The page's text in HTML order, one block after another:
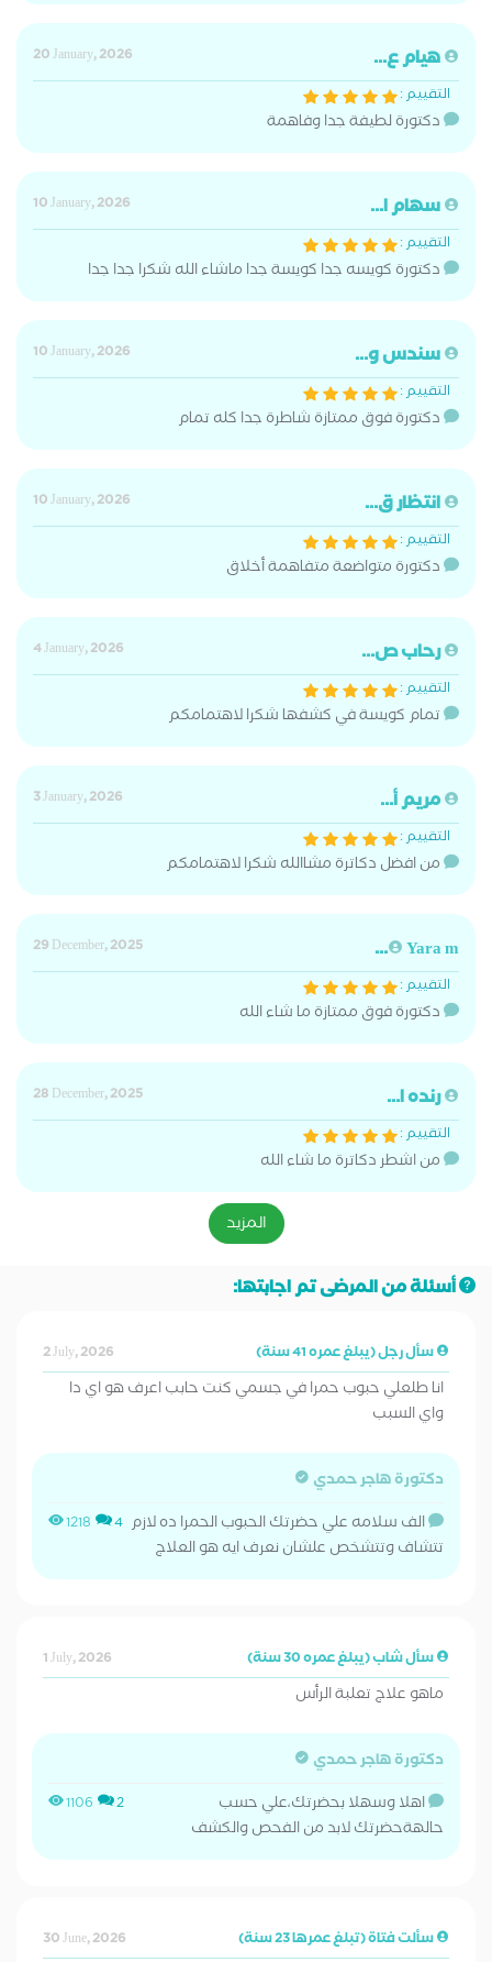
هيام ع...
20 January, 2026
التقييم :
دكتورة لطيفة جدا وفاهمة
سهام ا...
10 January, 2026
التقييم :
دكتورة كويسه جدا كويسة جدا ماشاء الله شكرا جدا جدا
سندس و...
10 January, 2026
التقييم :
دكتورة فوق ممتازة شاطرة جدا كله تمام
انتظار ق...
10 January, 2026
التقييم :
دكتورة متواضعة متفاهمة أخلاق
رحاب ص...
4 January, 2026
التقييم :
تمام كويسة في كشفها شكرا لاهتمامكم
مريم أ...
3 January, 2026
التقييم :
من افضل دكاترة مشاالله شكرا لاهتمامكم
Yara m...
29 December, 2025
التقييم :
دكتورة فوق ممتازة ما شاء الله
رنده ا...
28 December, 2025
التقييم :
من اشطر دكاترة ما شاء الله
المزيد
أسئلة من المرضى تم اجابتها:
سأل رجل (يبلغ عمره 41 سنة) 2 July, 2026
انا طلعلي حبوب حمرا في جسمي كنت حابب اعرف هو اي دا
واي السبب
دكتورة هاجر حمدي
1218 4 الف سلامه علي حضرتك الحبوب الحمرا ده لازم
تتشاف وتتشخص علشان نعرف ايه هو العلاج
سأل شاب (يبلغ عمره 30 سنة) 1 July, 2026
ماهو علاج تعلبة الرأس
دكتورة هاجر حمدي
1106 2
اهلا وسهلا بحضرتك،علي حسب
حالهةحضرتك لابد من الفحص والكشف
سألت فتاة (تبلغ عمرها 23 سنة) 30 June, 2026